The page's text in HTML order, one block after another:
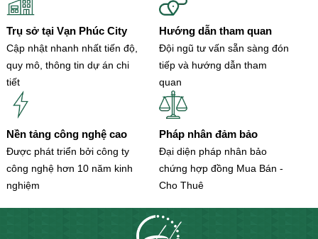
Trụ sở tại Vạn Phúc City
Cập nhật nhanh nhất tiến độ,
quy mô, thông tin dự án chi
tiết
Hướng dẫn tham quan
Đội ngũ tư vấn sẵn sàng đón
tiếp và hướng dẫn tham
quan
Nền tảng công nghệ cao
Được phát triển bởi công ty
công nghệ hơn 10 năm kinh
nghiệm
Pháp nhân đảm bảo
Đại diện pháp nhân bảo
chứng hợp đồng Mua Bán -
Cho Thuê